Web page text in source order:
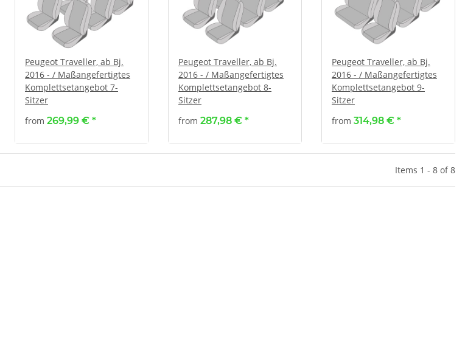
Peugeot Traveller, ab Bj.
2016 - / Maßangefertigtes
Komplettsetangebot 7-
Sitzer
from 269,99 € *
Peugeot Traveller, ab Bj.
2016 - / Maßangefertigtes
Komplettsetangebot 8-
Sitzer
from 287,98 € *
Peugeot Traveller, ab Bj.
2016 - / Maßangefertigtes
Komplettsetangebot 9-
Sitzer
from 314,98 € *
Items 1 - 8 of 8